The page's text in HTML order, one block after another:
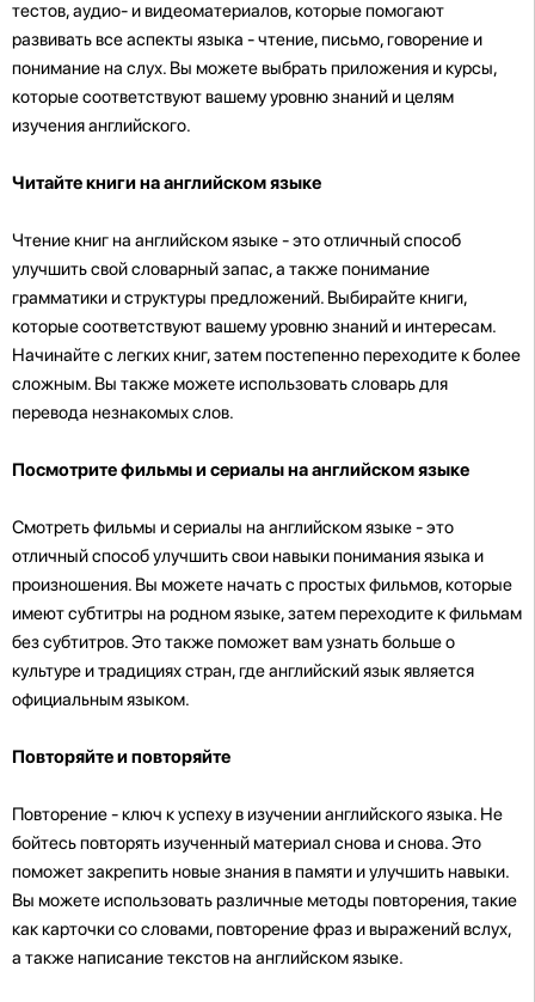
тестов, аудио- и видеоматериалов, которые помогают
развивать все аспекты языка - чтение, письмо, говорение и
понимание на слух. Вы можете выбрать приложения и курсы,
которые соответствуют вашему уровню знаний и целям
изучения английского.
Читайте книги на английском языке
Чтение книг на английском языке - это отличный способ
улучшить свой словарный запас, а также понимание
грамматики и структуры предложений. Выбирайте книги,
которые соответствуют вашему уровню знаний и интересам.
Начинайте с легких книг, затем постепенно переходите к более
сложным. Вы также можете использовать словарь для
перевода незнакомых слов.
Посмотрите фильмы и сериалы на английском языке
Смотреть фильмы и сериалы на английском языке - это
отличный способ улучшить свои навыки понимания языка и
произношения. Вы можете начать с простых фильмов, которые
имеют субтитры на родном языке, затем переходите к фильмам
без субтитров. Это также поможет вам узнать больше о
культуре и традициях стран, где английский язык является
официальным языком.
Повторяйте и повторяйте
Повторение - ключ к успеху в изучении английского языка. Не
бойтесь повторять изученный материал снова и снова. Это
поможет закрепить новые знания в памяти и улучшить навыки.
Вы можете использовать различные методы повторения, такие
как карточки со словами, повторение фраз и выражений вслух,
а также написание текстов на английском языке.